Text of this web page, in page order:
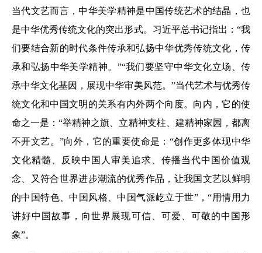
当代文艺而言，中华美学精神是中国传统艺术的结晶，也
是中华优秀传统文化的突出形式。习近平总书记指出：“我
们要结合新的时代条件传承和弘扬中华优秀传统文化，传
承和弘扬中华美学精神。”“我们要坚守中华文化立场、传
承中华文化基因，展现中华审美风范。”当代艺术与优秀传
统文化和中国文明的关系有内外两个向度。向内，它的使
命之一是：“举精神之旗、立精神支柱、建精神家园，都离
不开文艺。”向外，它的重要使命是：“创作更多体现中华
文化精髓、反映中国人审美追求、传播当代中国价值观
念、又符合世界进步潮流的优秀作品，让我国文艺以鲜明
的中国特色、中国风格、中国气派屹立于世”，“用情用力
讲好中国故事，向世界展现可信、可爱、可敬的中国形
象”。